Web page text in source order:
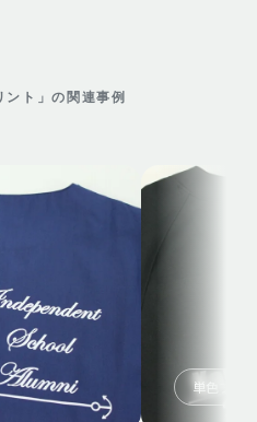
ント 」の関連事例
単色プリ